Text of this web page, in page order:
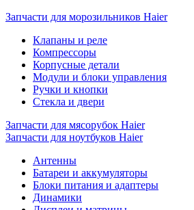
Запчасти для морозильников Haier
Клапаны и реле
Компрессоры
Корпусные детали
Модули и блоки управления
Ручки и кнопки
Стекла и двери
Запчасти для мясорубок Haier
Запчасти для ноутбуков Haier
Антенны
Батареи и аккумуляторы
Блоки питания и адаптеры
Динамики